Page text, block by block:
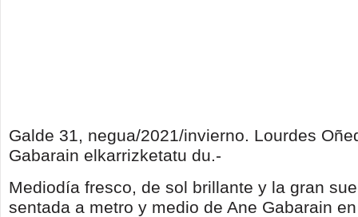
Galde 31, negua/2021/invierno. Lourdes
Gabarain elkarrizketatu du.-
Mediodía fresco, de sol brillante y la gran
sentada a metro y medio de Ane Gabarain